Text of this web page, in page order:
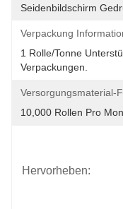
Seidenbildschirm
Verpackung
1 Rolle/Tonne
Verpackungen.
Versorgungsmaterial-
10,000 Rollen Pro
Hervorheben: